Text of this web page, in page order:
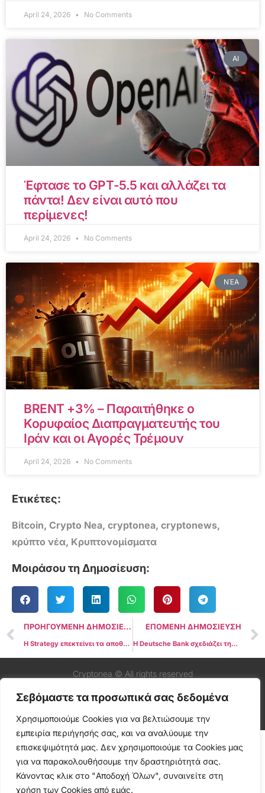
Σεβόμαστε τα προσωπικά σας δεδομένα
Χρησιμοποιούμε Cookies για να βελτιώσουμε την
εμπειρία περιήγησής σας, και να αναλύουμε την
επισκεψιμότητά μας. Δεν χρησιμοποιούμε τα Cookies μας
για να παρακολουθήσουμε την δραστηριότητά σας.
Κάνοντας κλικ στο "Αποδοχή Όλων", συναινείτε στη
χρήση των Cookies από εμάς.
April 24, 2026 No Comments
AI
Έφτασε το GPT-5.5 και αλλάζει τα
πάντα! Δεν είναι αυτό που
περίμενες!
April 24, 2026 No Comments
ΝΈΑ
BRENT +3% – Παραιτήθηκε ο
Κορυφαίος Διαπραγματευτής του
Ιράν και οι Αγορές Τρέμουν
April 24, 2026 No Comments
Ετικέτες:
Bitcoin, Crypto Nea, cryptonea, cryptonews,
κρύπτο νέα, Κρυπτονομίσματα
Μοιράσου τη Δημοσίευση:
ΠΡΟΗΓΟΥΜΕΝΗ ΔΗΜΟΣΙΕΥΣΗ
Η Strategy επεκτείνει τα αποθέματά της σε Bitcoin με αγορά $531 εκατ. εν μέσω αυξανόμενης αισιοδοξίας στην αγορά
ΕΠΟΜΕΝΗ ΔΗΜΟΣΙΕΥΣΗ
Η Deutsche Bank σχεδιάζει την έναρξη υπηρεσιών θεματοφυλακής κρυπτονομισμάτων το 2026
Cryptonea © All rights reserved